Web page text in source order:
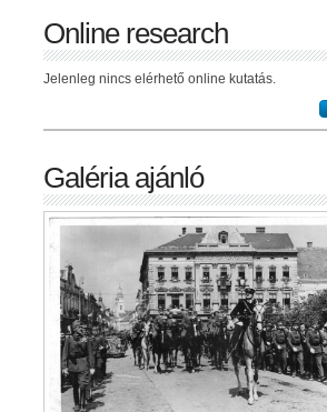
Online research
Jelenleg nincs elérhető online kutatás.
Galéria ajánló